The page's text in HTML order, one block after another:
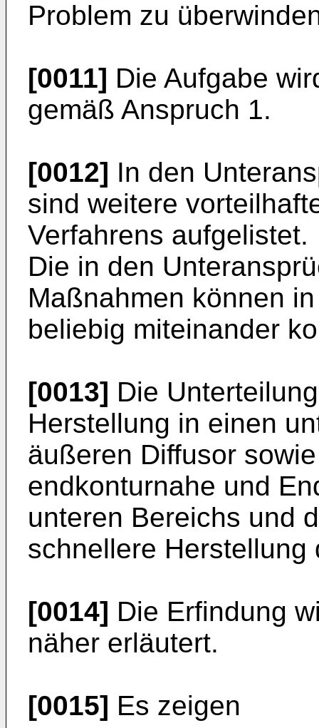
Problem zu
[0011] Die Aufgabe
gemäß Anspruch 1.
[0012] In den
sind weitere
Verfahrens aufgelistet.
Die in den
Maßnahmen können
beliebig miteinander
[0013] Die
Herstellung in einen
äußeren Diffusor
endkonturnahe und
unteren Bereichs und
schnellere
[0014] Die Erfindung
näher erläutert.
[0015] Es zeigen